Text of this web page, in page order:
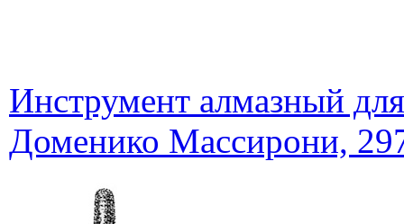
Инструмент алмазный
Доменико Массирони,